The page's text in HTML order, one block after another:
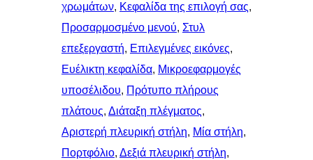
χρωμάτων, Κεφαλίδα της επιλογή σας
Προσαρμοσμένο μενού, Στυλ
επεξεργαστή, Επιλεγμένες εικόνες
Ευέλικτη κεφαλίδα, Μικροεφαρμογές
υποσέλιδου, Πρότυπο πλήρους
πλάτους, Διάταξη πλέγματος
Αριστερή πλευρική στήλη, Μία στήλη
Πορτφόλιο, Δεξιά πλευρική στήλη